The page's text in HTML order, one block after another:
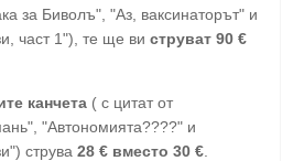
за Биволъ", "Аз, ваксинаторът" и
част 1"), те ще ви струват 90 €
канчета ( с цитат от
"Автономията????" и
струва 28 € вместо 30 €